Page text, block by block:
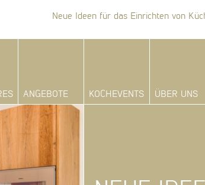
Neue Ideen für das Einrichten von
ANGEBOTE KOCHEVENTS ÜBER UNS